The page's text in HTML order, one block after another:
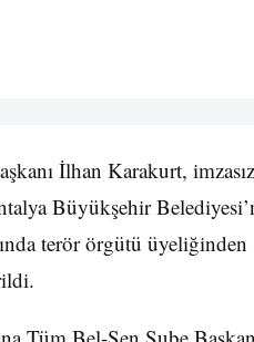
İlhan Karakurt,
Büyükşehir
terör örgütü üyeliğinden